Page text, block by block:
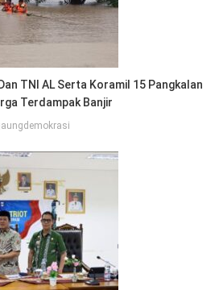
TNI AL Serta Koramil 15 Pangkalan
Terdampak Banjir